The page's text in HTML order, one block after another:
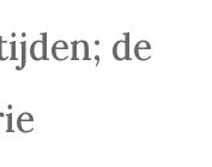
de